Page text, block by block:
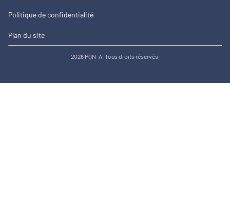
Politique de confidentialité
Plan du site
2026 PQN-A. Tous droits réservés.